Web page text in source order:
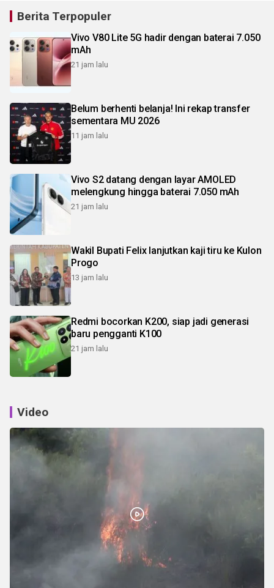
Berita Terpopuler
Vivo V80 Lite 5G hadir dengan baterai 7.050
mAh
21 jam lalu
Belum berhenti belanja! Ini rekap transfer
sementara MU 2026
11 jam lalu
Vivo S2 datang dengan layar AMOLED
melengkung hingga baterai 7.050 mAh
21 jam lalu
Wakil Bupati Felix lanjutkan kaji tiru ke Kulon
Progo
13 jam lalu
Redmi bocorkan K200, siap jadi generasi
baru pengganti K100
21 jam lalu
Video